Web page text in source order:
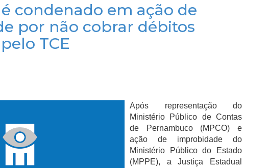
condenado em ação de
por não cobrar débitos
TCE
Após representação do
Ministério Público de Contas
de Pernambuco (MPCO) e
ação de improbidade do
Ministério Público do Estado
(MPPE), a Justiça Estadual